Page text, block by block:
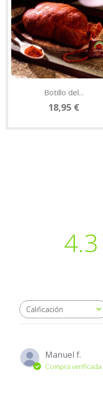
Botillo del...
18,95 €
4.3
Calificación
Todas las clasificaciones
Manuel f.
Compra verificada